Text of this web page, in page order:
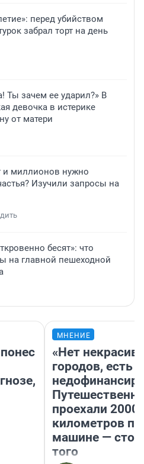
перед убийством
забрал торт на день
Ты зачем ее ударил?» В
девочка в истерике
от матери
и миллионов нужно
Изучили запросы на
бесят»: что
на главной пешеходной
МНЕНИЕ
«Нет
городов, есть
проехали 2000
километров по
машине —
того